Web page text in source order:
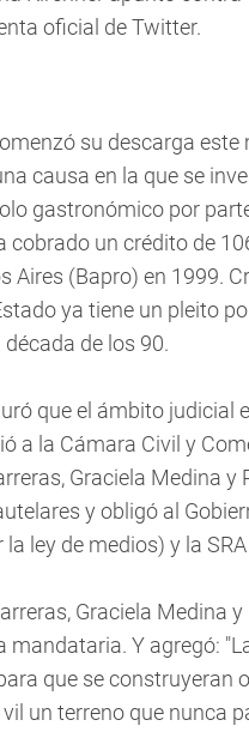
oficial de Twitter.
su descarga
causa en la que se
gastronómico por
cobrado un crédito de
Aires (Bapro) en 1999.
ya tiene un pleito
de los 90.
que el ámbito judicial
a la Cámara Civil y
Graciela Medina
y obligó al
ley de medios) y la
Graciela Medina
mandataria. Y agregó:
que se construyeran
vil un terreno que nunca